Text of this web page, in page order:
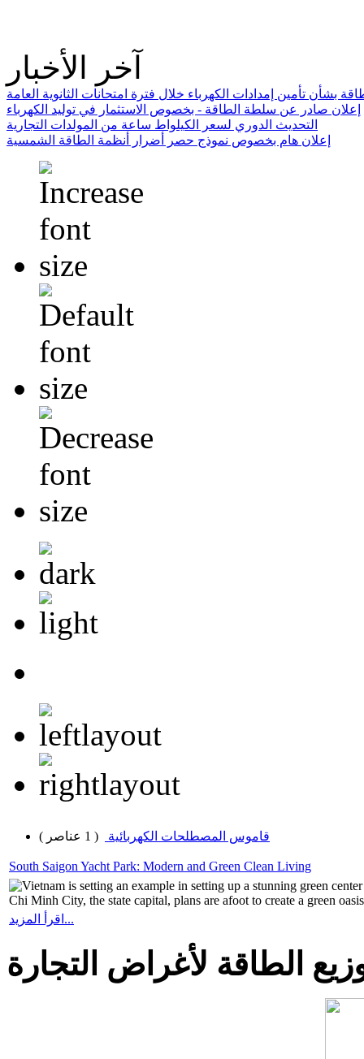
آخر الأخبار
بشأن تأمين إمدادات الكهرباء خلال فترة امتحانات الثانوية العامة
إعلان صادر عن سلطة الطاقة - بخصوص الاستثمار في توليد الكهرباء
التحديث الدوري لسعر الكيلواط ساعة من المولدات التجارية
إعلان هام بخصوص نموذج حصر أضرار أنظمة الطاقة الشمسية
قاموس المصطلحات الكهربائية ( 1 عناصر )
South Saigon Yacht Park: Modern and Green Clean Living
Vietnam is setting an example in setting up a stunning green
Chi Minh City, the state capital, plans are afoot to create a green
اقرأ المزيد...
الطاقة لأغراض التجارة